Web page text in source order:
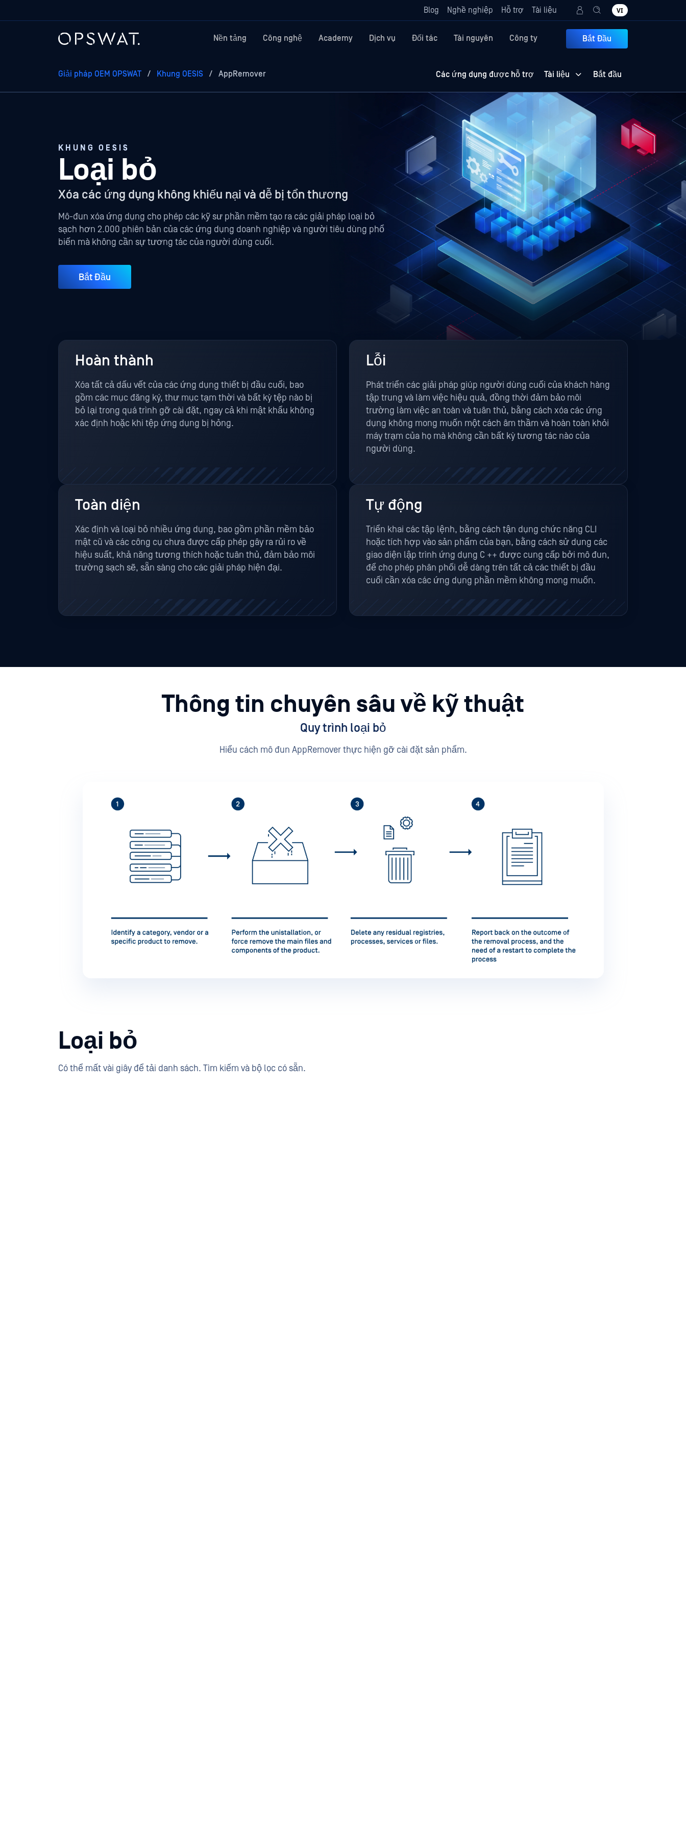
Blog Nghề nghiệp Hỗ trợ Tài liệu VI
Nền tảng Công nghệ Academy Dịch vụ Đối tác Tài nguyên Công ty Bắt Đầu
Giải pháp OEM OPSWAT / Khung OESIS / AppRemover Các ứng dụng được hỗ trợ Tài liệu Bắt đầu
KHUNG OESIS
Loại bỏ
Xóa các ứng dụng không khiếu nại và dễ bị tổn thương
Mô-đun xóa ứng dụng cho phép các kỹ sư phần mềm tạo ra các giải pháp loại bỏ
sạch hơn 2.000 phiên bản của các ứng dụng doanh nghiệp và người tiêu dùng phổ
biến mà không cần sự tương tác của người dùng cuối.
Bắt Đầu
Hoàn thành
Xóa tất cả dấu vết của các ứng dụng thiết bị đầu cuối, bao
gồm các mục đăng ký, thư mục tạm thời và bất kỳ tệp nào bị
bỏ lại trong quá trình gỡ cài đặt, ngay cả khi mật khẩu không
xác định hoặc khi tệp ứng dụng bị hỏng.
Lỗi
Phát triển các giải pháp giúp người dùng cuối của khách hàng
tập trung và làm việc hiệu quả, đồng thời đảm bảo môi
trường làm việc an toàn và tuân thủ, bằng cách xóa các ứng
dụng không mong muốn một cách âm thầm và hoàn toàn khỏi
máy trạm của họ mà không cần bất kỳ tương tác nào của
người dùng.
Toàn diện
Xác định và loại bỏ nhiều ứng dụng, bao gồm phần mềm bảo
mật cũ và các công cụ chưa được cấp phép gây ra rủi ro về
hiệu suất, khả năng tương thích hoặc tuân thủ, đảm bảo môi
trường sạch sẽ, sẵn sàng cho các giải pháp hiện đại.
Tự động
Triển khai các tập lệnh, bằng cách tận dụng chức năng CLI
hoặc tích hợp vào sản phẩm của bạn, bằng cách sử dụng các
giao diện lập trình ứng dụng C ++ được cung cấp bởi mô đun,
để cho phép phân phối dễ dàng trên tất cả các thiết bị đầu
cuối cần xóa các ứng dụng phần mềm không mong muốn.
Thông tin chuyên sâu về kỹ thuật
Quy trình loại bỏ
Hiểu cách mô đun AppRemover thực hiện gỡ cài đặt sản phẩm.
Loại bỏ
Có thể mất vài giây để tải danh sách. Tìm kiếm và bộ lọc có sẵn.